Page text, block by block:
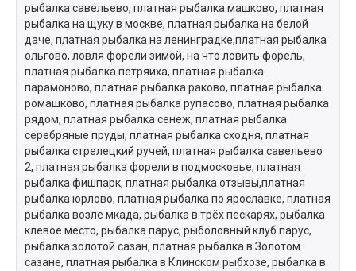
рыбалка савельево, платная рыбалка машково, платная
рыбалка на щуку в москве, платная рыбалка на белой
даче, платная рыбалка на ленинградке,платная рыбалка
ольгово, ловля форели зимой, на что ловить форель,
платная рыбалка петряиха, платная рыбалка
парамоново, платная рыбалка раково, платная рыбалка
ромашково, платная рыбалка рупасово, платная рыбалка
рядом, платная рыбалка сенеж, платная рыбалка
серебряные пруды, платная рыбалка сходня, платная
рыбалка стрелецкий ручей, платная рыбалка савельево
2, платная рыбалка форели в подмосковье, платная
рыбалка фишпарк, платная рыбалка отзывы,платная
рыбалка юрлово, платная рыбалка по ярославке, платная
рыбалка возле мкада, рыбалка в трёх пескарях, рыбалка
клёвое место, рыбалка парус, рыболовный клуб парус,
рыбалка золотой сазан, платная рыбалка в Золотом
сазане, платная рыбалка в Клинском рыбхозе, рыбалка в